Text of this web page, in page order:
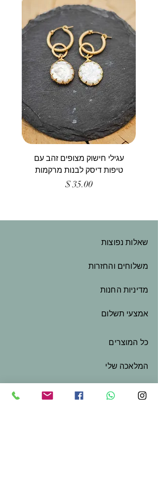
עגילי חישוק מצופים זהב עם
טיפות דיסק לבנות מרקמות
מחיר
שאלות נפוצות
משלוחים והחזרות
מדיניות החנות
אמצעי תשלום
כל המוצרים
המלאכה שלי
שובר מתנה